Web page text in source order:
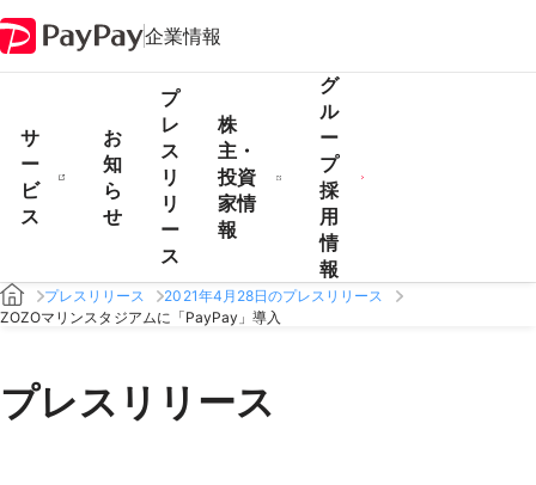
企業情報
サ
ー
ビ
ス
お
知
ら
せ
プ
レ
ス
リ
リ
ー
ス
株
主・
投資
家情
報
グ
ル
ー
プ
採
用
情
報
プレスリリース
2021年4月28日のプレスリリース
ZOZOマリンスタジアムに「PayPay」導入
プレスリリース